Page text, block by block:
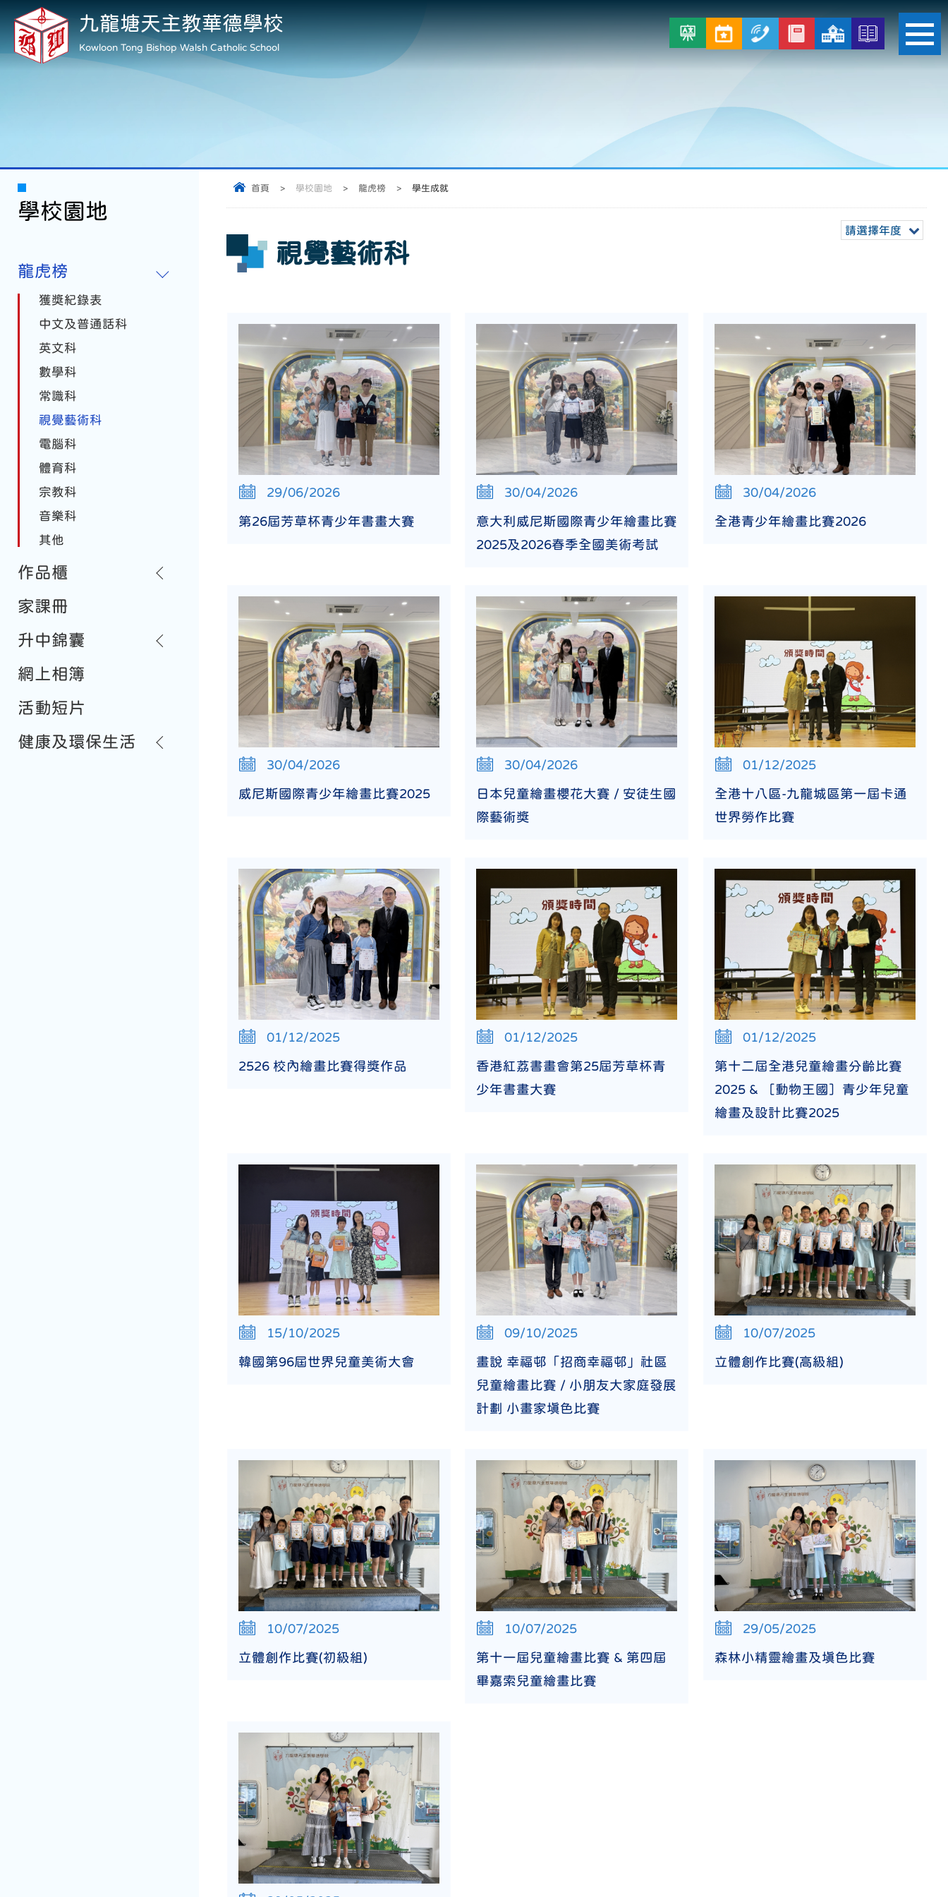
九龍塘天主教華德學校
Kowloon Tong Bishop Walsh Catholic School
首頁 > 學校園地 > 龍虎榜 > 學生成就
請選擇年度
視覺藝術科
29/06/2026
第26屆芳草杯青少年書畫大賽
30/04/2026
意大利威尼斯國際青少年繪畫比賽
2025及2026春季全國美術考試
30/04/2026
全港青少年繪畫比賽2026
30/04/2026
威尼斯國際青少年繪畫比賽2025
30/04/2026
日本兒童繪畫櫻花大賽 / 安徒生國
際藝術獎
01/12/2025
全港十八區-九龍城區第一屆卡通
世界勞作比賽
01/12/2025
2526 校內繪畫比賽得獎作品
01/12/2025
香港紅荔書畫會第25屆芳草杯青
少年書畫大賽
01/12/2025
第十二屆全港兒童繪畫分齡比賽
2025 & ［動物王國］青少年兒童
繪畫及設計比賽2025
15/10/2025
韓國第96屆世界兒童美術大會
09/10/2025
畫說 幸福邨「招商幸福邨」社區
兒童繪畫比賽 / 小朋友大家庭發展
計劃 小畫家填色比賽
10/07/2025
立體創作比賽(高級組)
10/07/2025
立體創作比賽(初級組)
10/07/2025
第十一屆兒童繪畫比賽 & 第四屆
畢嘉索兒童繪畫比賽
29/05/2025
森林小精靈繪畫及填色比賽
學校園地
龍虎榜
獲獎紀錄表
中文及普通話科
英文科
數學科
常識科
視覺藝術科
電腦科
體育科
宗教科
音樂科
其他
作品櫃
家課冊
升中錦囊
網上相簿
活動短片
健康及環保生活